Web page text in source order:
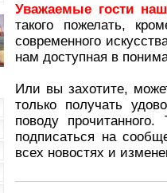
Уважаемые гости
такого пожелать,
современного
нам доступная в
Или вы захотите,
только получать
поводу
подписаться на
всех новостях и